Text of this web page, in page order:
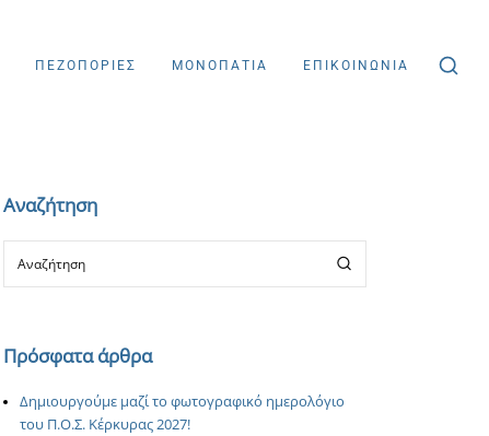
ΠΕΖΟΠΟΡΙΕΣ ΜΟΝΟΠΑΤΙΑ ΕΠΙΚΟΙΝΩΝΙΑ
Αναζήτηση
Πρόσφατα άρθρα
Δημιουργούμε μαζί το φωτογραφικό ημερολόγιο
του Π.Ο.Σ. Κέρκυρας 2027!